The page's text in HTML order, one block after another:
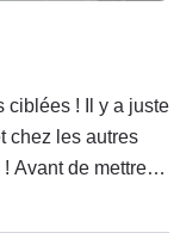
ciblées ! Il y a juste
chez les autres
Avant de mettre